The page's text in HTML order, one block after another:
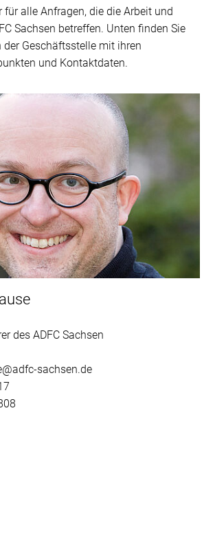
für alle Anfragen, die die Arbeit und
Sachsen betreffen. Unten finden Sie
Geschäftsstelle mit ihren
und Kontaktdaten.
des ADFC Sachsen
sachsen.de